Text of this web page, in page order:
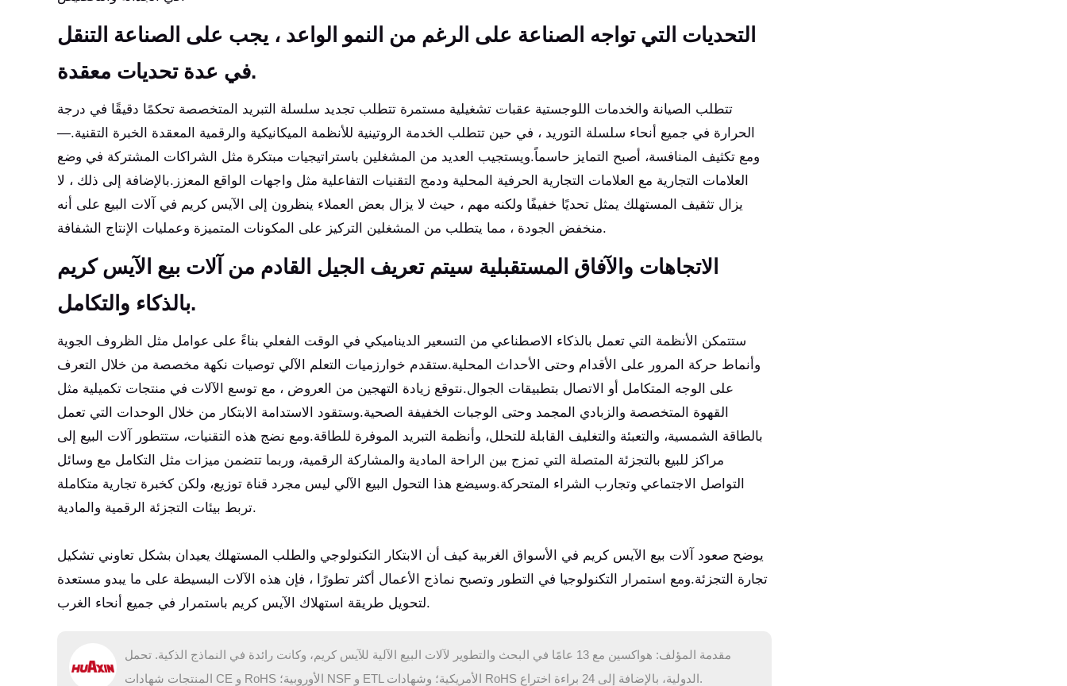
التحديات التي تواجه الصناعة على الرغم من النمو الواعد ، يجب على الصناعة التنقل
في عدة تحديات معقدة.
تتطلب الصيانة والخدمات اللوجستية عقبات تشغيلية مستمرة تتطلب تجديد سلسلة التبريد المتخصصة تحكمًا دقيقًا في درجة
الحرارة في جميع أنحاء سلسلة التوريد ، في حين تتطلب الخدمة الروتينية للأنظمة الميكانيكية والرقمية المعقدة الخبرة التقنية.—
ومع تكثيف المنافسة، أصبح التمايز حاسماً.ويستجيب العديد من المشغلين باستراتيجيات مبتكرة مثل الشراكات المشتركة في وضع
العلامات التجارية مع العلامات التجارية الحرفية المحلية ودمج التقنيات التفاعلية مثل واجهات الواقع المعزز.بالإضافة إلى ذلك ، لا
يزال تثقيف المستهلك يمثل تحديًا خفيفًا ولكنه مهم ، حيث لا يزال بعض العملاء ينظرون إلى الآيس كريم في آلات البيع على أنه
منخفض الجودة ، مما يتطلب من المشغلين التركيز على المكونات المتميزة وعمليات الإنتاج الشفافة.
الاتجاهات والآفاق المستقبلية سيتم تعريف الجيل القادم من آلات بيع الآيس كريم
بالذكاء والتكامل.
ستتمكن الأنظمة التي تعمل بالذكاء الاصطناعي من التسعير الديناميكي في الوقت الفعلي بناءً على عوامل مثل الظروف الجوية
وأنماط حركة المرور على الأقدام وحتى الأحداث المحلية.ستقدم خوارزميات التعلم الآلي توصيات نكهة مخصصة من خلال التعرف
على الوجه المتكامل أو الاتصال بتطبيقات الجوال.نتوقع زيادة التهجين من العروض ، مع توسع الآلات في منتجات تكميلية مثل
القهوة المتخصصة والزبادي المجمد وحتى الوجبات الخفيفة الصحية.وستقود الاستدامة الابتكار من خلال الوحدات التي تعمل
بالطاقة الشمسية، والتعبئة والتغليف القابلة للتحلل، وأنظمة التبريد الموفرة للطاقة.ومع نضج هذه التقنيات، ستتطور آلات البيع إلى
مراكز للبيع بالتجزئة المتصلة التي تمزج بين الراحة المادية والمشاركة الرقمية، وربما تتضمن ميزات مثل التكامل مع وسائل
التواصل الاجتماعي وتجارب الشراء المتحركة.وسيضع هذا التحول البيع الآلي ليس مجرد قناة توزيع، ولكن كخبرة تجارية متكاملة
تربط بيئات التجزئة الرقمية والمادية.
يوضح صعود آلات بيع الآيس كريم في الأسواق الغربية كيف أن الابتكار التكنولوجي والطلب المستهلك يعيدان بشكل تعاوني تشكيل
تجارة التجزئة.ومع استمرار التكنولوجيا في التطور وتصبح نماذج الأعمال أكثر تطورًا ، فإن هذه الآلات البسيطة على ما يبدو مستعدة
لتحويل طريقة استهلاك الآيس كريم باستمرار في جميع أنحاء الغرب.
مقدمة المؤلف: هواكسين مع 13 عامًا في البحث والتطوير لآلات البيع الآلية للآيس كريم، وكانت رائدة في النماذج الذكية. تحمل
المنتجات شهادات CE و RoHS الأوروبية؛ NSF و ETL الأمريكية؛ وشهادات RoHS الدولية، بالإضافة إلى 24 براءة اختراع.